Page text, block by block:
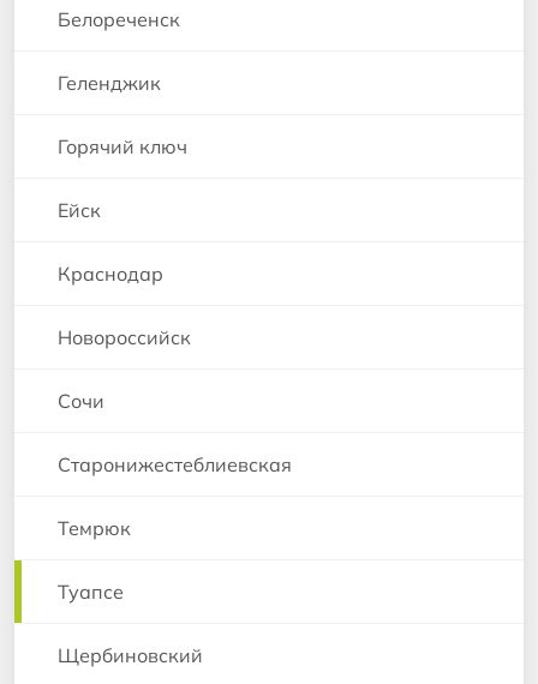
Белореченск
Геленджик
Горячий ключ
Ейск
Краснодар
Новороссийск
Сочи
Старонижестеблиевская
Темрюк
Туапсе
Щербиновский